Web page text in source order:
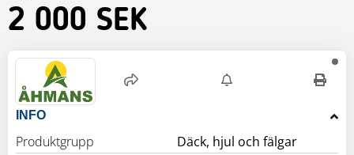
2 000 SEK
INFO
Produktgrupp
Däck, hjul och fälgar